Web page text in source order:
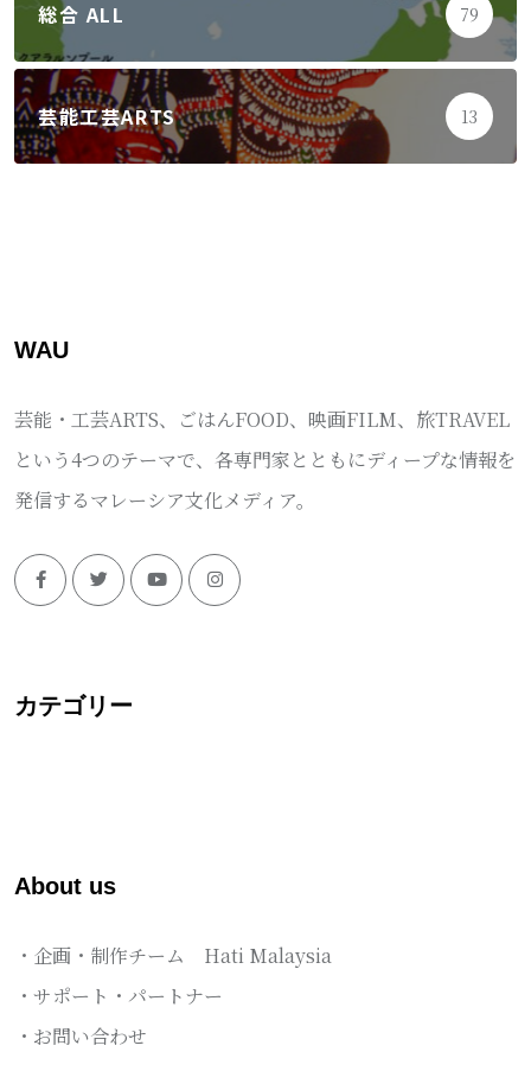
総合 ALL 79
芸能工芸ARTS 13
WAU
芸能・工芸ARTS、ごはんFOOD、映画FILM、旅TRAVEL
という4つのテーマで、各専門家とともにディープな情報を
発信するマレーシア文化メディア。
カテゴリー
About us
・企画・制作チーム Hati Malaysia
・サポート・パートナー
・お問い合わせ